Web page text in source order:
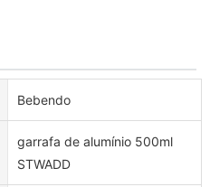
Bebendo
garrafa de alumínio 500ml
STWADD